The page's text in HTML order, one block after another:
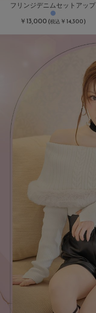
フリンジデニムセットアップ
￥13,000 (税込 ￥14,300)